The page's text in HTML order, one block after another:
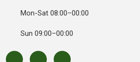
Mon-Sat 08:00–00:00
Sun 09:00–00:00